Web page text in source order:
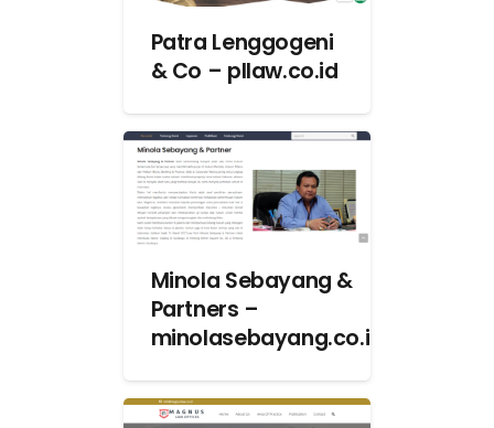
Patra Lenggogeni
& Co – pllaw.co.id
Minola Sebayang &
Partners –
minolasebayang.co.id